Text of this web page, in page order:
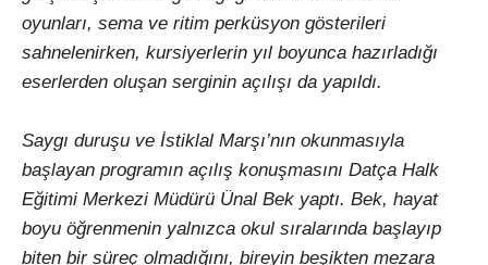
oyunları, sema ve ritim perküsyon gösterileri
sahnelenirken, kursiyerlerin yıl boyunca hazırladığı
eserlerden oluşan serginin açılışı da yapıldı.
Saygı duruşu ve İstiklal Marşı’nın okunmasıyla
başlayan programın açılış konuşmasını Datça Halk
Eğitimi Merkezi Müdürü Ünal Bek yaptı. Bek, hayat
boyu öğrenmenin yalnızca okul sıralarında başlayıp
biten bir süreç olmadığını, bireyin beşikten mezara